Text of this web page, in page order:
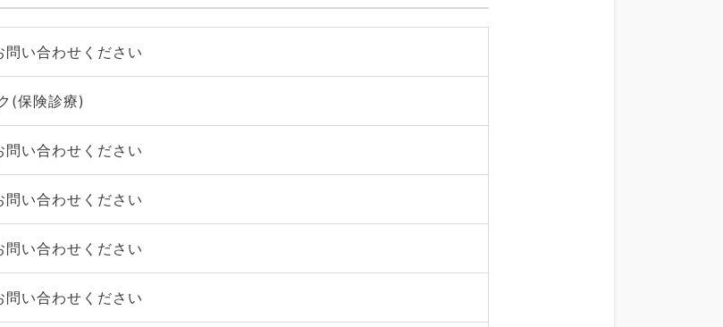
問い合わせください
(保険診療)
問い合わせください
問い合わせください
問い合わせください
問い合わせください